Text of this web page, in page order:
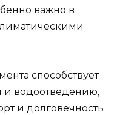
важно в
способствует
водоотведению,
и долговечность